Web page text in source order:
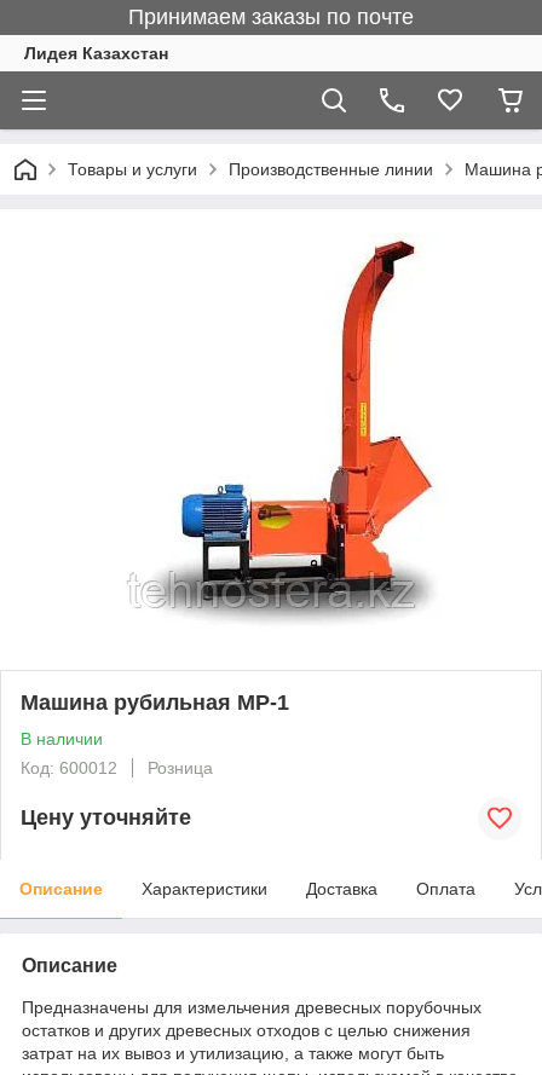
Принимаем заказы по почте
Лидея Казахстан
Товары и услуги Производственные линии Машина
Машина рубильная МР-1
В наличии
Код: 600012
Розница
Цену уточняйте
Описание Характеристики Доставка Оплата
Описание
Предназначены для измельчения древесных порубочных
остатков и других древесных отходов с целью снижения
затрат на их вывоз и утилизацию, а также могут быть